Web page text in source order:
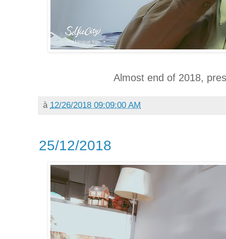
Almost end of 2018,
à 12/26/2018 09:09:00 AM
25/12/2018